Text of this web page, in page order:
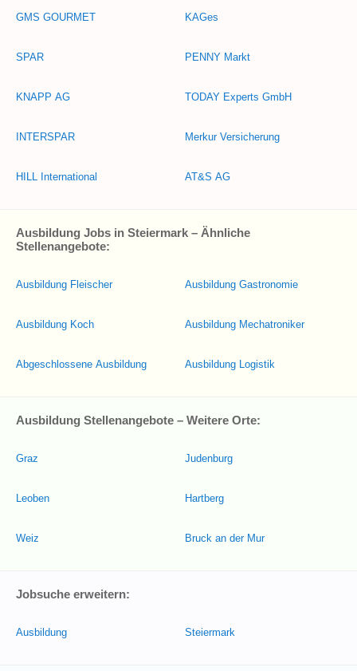
GMS GOURMET
SPAR
KNAPP AG
INTERSPAR
HILL International
KAGes
PENNY Markt
TODAY Experts GmbH
Merkur Versicherung
AT&S AG
Ausbildung Jobs in Steiermark – Ähnliche
Stellenangebote:
Ausbildung Fleischer
Ausbildung Koch
Abgeschlossene Ausbildung
Ausbildung Gastronomie
Ausbildung Mechatroniker
Ausbildung Logistik
Ausbildung Stellenangebote – Weitere Orte:
Graz
Leoben
Weiz
Judenburg
Hartberg
Bruck an der Mur
Jobsuche erweitern:
Ausbildung Steiermark